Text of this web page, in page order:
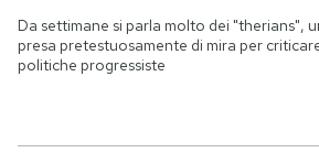
Da settimane si parla molto dei "therians",
presa pretestuosamente di mira per
politiche progressiste